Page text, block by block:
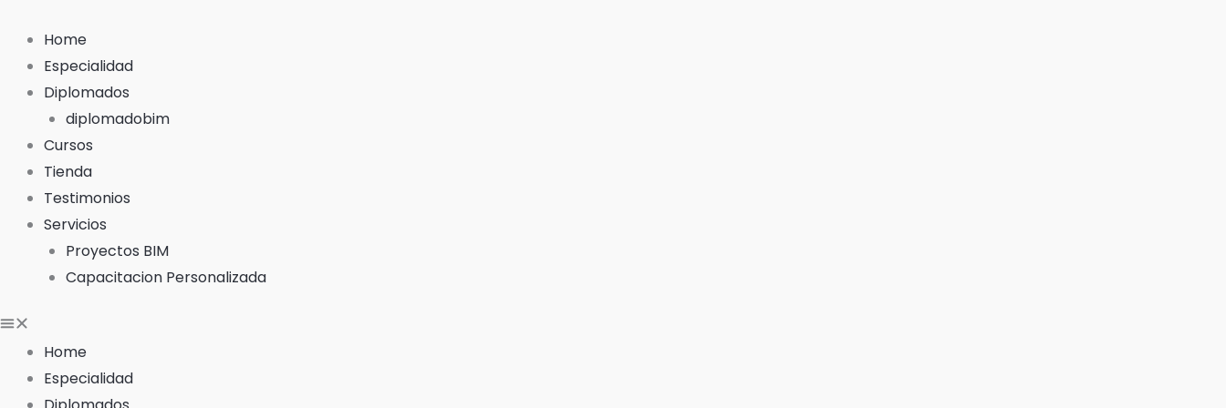
contenido
Home
Especialidad
Diplomados
diplomadobim
Cursos
Tienda
Testimonios
Servicios
Proyectos BIM
Capacitacion Personalizada
Home
Especialidad